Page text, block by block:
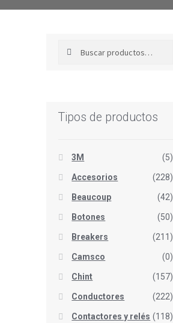
Tipos de productos
3M (5)
Accesorios (228)
Beaucoup (42)
Botones (50)
Breakers (211)
Camsco (0)
Chint (157)
Conductores (222)
Contactores y relés (118)